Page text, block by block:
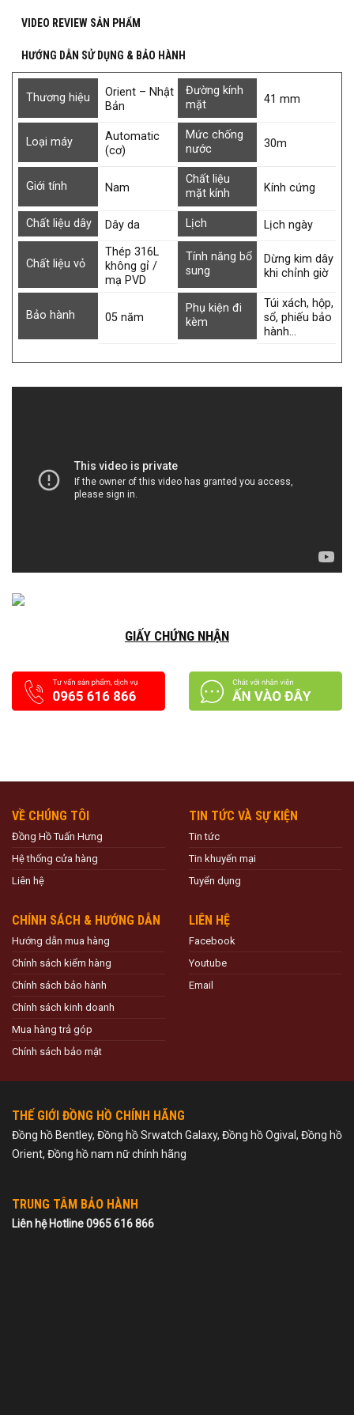
VIDEO REVIEW SẢN PHẨM
HƯỚNG DẪN SỬ DỤNG & BẢO HÀNH
Thương hiệu
Orient – Nhật
Bản
Đường kính
mặt
41 mm
Loại máy
Automatic
(cơ)
Mức chống
nước
30m
Giới tính Nam
Chất liệu
mặt kính
Kính cứng
Chất liệu dây Dây da Lịch Lịch ngày
Chất liệu vỏ
Thép 316L
không gỉ /
mạ PVD
Tính năng bổ
sung
Dừng kim dây
khi chỉnh giờ
Bảo hành 05 năm
Phụ kiện đi
kèm
Túi xách, hộp,
sổ, phiếu bảo
hành…
GIẤY CHỨNG NHẬN
VỀ CHÚNG TÔI
Đồng Hồ Tuấn Hưng
Hệ thống cửa hàng
Liên hệ
TIN TỨC VÀ SỰ KIỆN
Tin tức
Tin khuyến mại
Tuyển dụng
CHÍNH SÁCH & HƯỚNG DẪN
Hướng dẫn mua hàng
Chính sách kiểm hàng
Chính sách bảo hành
Chính sách kinh doanh
Mua hàng trả góp
Chính sách bảo mật
LIÊN HỆ
Facebook
Youtube
Email
THẾ GIỚI ĐỒNG HỒ CHÍNH HÃNG
Đồng hồ Bentley, Đồng hồ Srwatch Galaxy, Đồng hồ Ogival, Đồng hồ
Orient, Đồng hồ nam nữ chính hãng
TRUNG TÂM BẢO HÀNH
Liên hệ Hotline 0965 616 866